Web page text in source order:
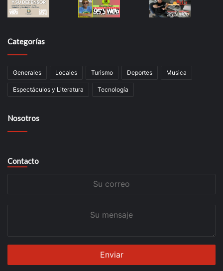
Categorías
Generales Locales Turismo Deportes Musica
Espectáculos y Literatura Tecnología
Nosotros
Contacto